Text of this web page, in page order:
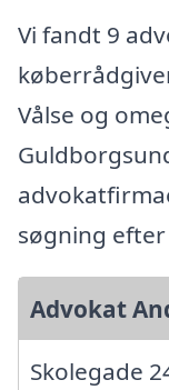
Vi fandt 9
Vålse og
søgning
Advokat
Skolegade